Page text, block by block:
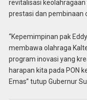
revitalisasi
prestasi dan pembinaan
“Kepemimpinan pak
membawa olahraga
program inovasi yang
harapan kita pada PON
Emas” tutup Gubernur